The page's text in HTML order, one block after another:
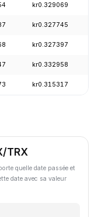
kr0.329069
kr0.327745
kr0.327397
kr0.332958
kr0.315317
TRX
quelle date passée et
date avec sa valeur